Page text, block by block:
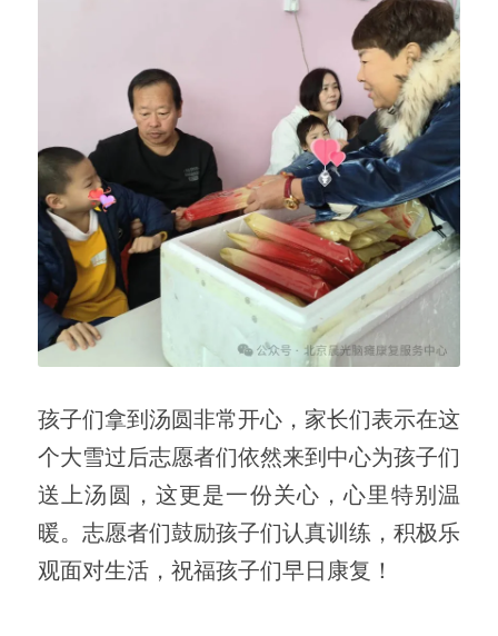
孩子们拿到汤圆非常开心，家长们表示在这
个大雪过后志愿者们依然来到中心为孩子们
送上汤圆，这更是一份关心，心里特别温
暖。志愿者们鼓励孩子们认真训练，积极乐
观面对生活，祝福孩子们早日康复！